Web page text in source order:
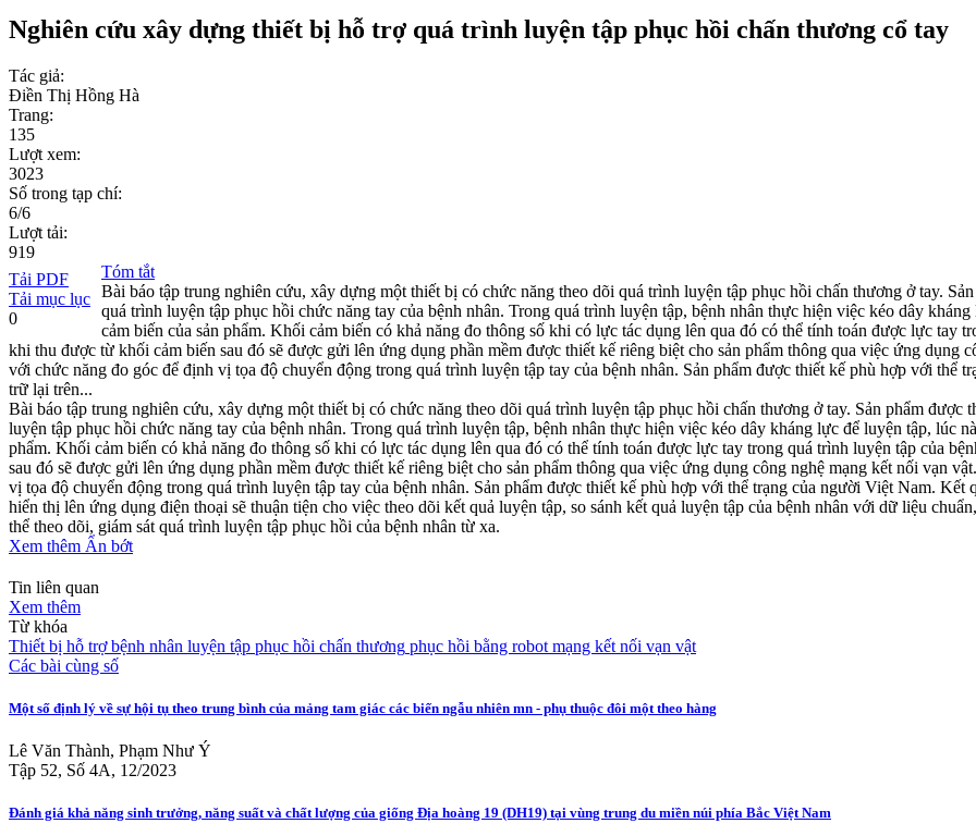
Nghiên cứu xây dựng thiết bị hỗ trợ quá trình luyện tập phục hồi chấn thương cổ tay
Tác giả:
Điền Thị Hồng Hà
Trang:
135
Lượt xem:
3023
Số trong tạp chí:
6/6
Lượt tải:
919
Tải PDF
Tải mục lục
0
Tóm tắt
Bài báo tập trung nghiên cứu, xây dựng một thiết bị có chức năng theo dõi quá trình luyện tập phục hồi chấn thương ở tay.
quá trình luyện tập phục hồi chức năng tay của bệnh nhân. Trong quá trình luyện tập, bệnh nhân thực hiện việc kéo dây
cảm biến của sản phẩm. Khối cảm biến có khả năng đo thông số khi có lực tác dụng lên qua đó có thể tính toán được lực tay
khi thu được từ khối cảm biến sau đó sẽ được gửi lên ứng dụng phần mềm được thiết kế riêng biệt cho sản phẩm thông qua việc ứng dụng
với chức năng đo góc để định vị tọa độ chuyển động trong quá trình luyện tập tay của bệnh nhân. Sản phẩm được thiết kế phù hợp với thể
trữ lại trên...
Bài báo tập trung nghiên cứu, xây dựng một thiết bị có chức năng theo dõi quá trình luyện tập phục hồi chấn thương ở tay. Sản phẩm được
luyện tập phục hồi chức năng tay của bệnh nhân. Trong quá trình luyện tập, bệnh nhân thực hiện việc kéo dây kháng lực để luyện tập, lúc
phẩm. Khối cảm biến có khả năng đo thông số khi có lực tác dụng lên qua đó có thể tính toán được lực tay trong quá trình luyện tập của
sau đó sẽ được gửi lên ứng dụng phần mềm được thiết kế riêng biệt cho sản phẩm thông qua việc ứng dụng công nghệ mạng kết nối vạn
vị tọa độ chuyển động trong quá trình luyện tập tay của bệnh nhân. Sản phẩm được thiết kế phù hợp với thể trạng của người Việt Nam.
hiển thị lên ứng dụng điện thoại sẽ thuận tiện cho việc theo dõi kết quả luyện tập, so sánh kết quả luyện tập của bệnh nhân với dữ liệu
thể theo dõi, giám sát quá trình luyện tập phục hồi của bệnh nhân từ xa.
Xem thêm Ẩn bớt
Tin liên quan
Xem thêm
Từ khóa
Thiết bị hỗ trợ bệnh nhân luyện tập phục hồi chấn thương phục hồi bằng robot mạng kết nối vạn vật
Các bài cùng số
Một số định lý về sự hội tụ theo trung bình của mảng tam giác các biến ngẫu nhiên mn - phụ thuộc đôi một theo hàng
Lê Văn Thành, Phạm Như Ý
Tập 52, Số 4A, 12/2023
Đánh giá khả năng sinh trưởng, năng suất và chất lượng của giống Địa hoàng 19 (DH19) tại vùng trung du miền núi phía Bắc Việt Nam